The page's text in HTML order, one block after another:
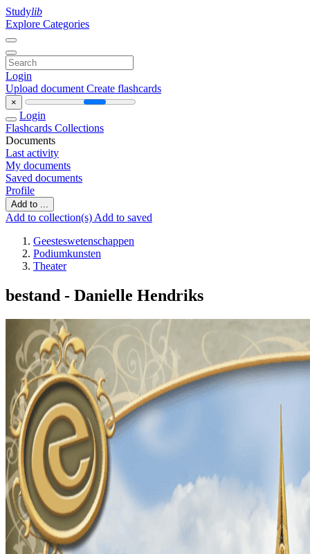
Studylib
Explore Categories
Login
Upload document Create flashcards
×
Login
Flashcards Collections
Documents
Last activity
My documents
Saved documents
Profile
Add to ...
Add to collection(s) Add to saved
Geesteswetenschappen
Podiumkunsten
Theater
bestand - Danielle Hendriks